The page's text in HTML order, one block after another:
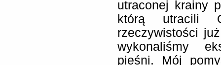
utraconej krainy
którą utracili
rzeczywistości
wykonaliśmy
pieśni. Mój